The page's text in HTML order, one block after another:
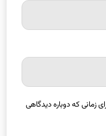
زمانی که دوباره دیدگاهی